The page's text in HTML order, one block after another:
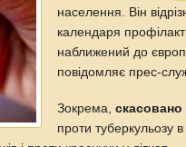
населення. Він
календаря
наближений до
повідомляє прес-
Зокрема,скасовано
проти туберкульозу